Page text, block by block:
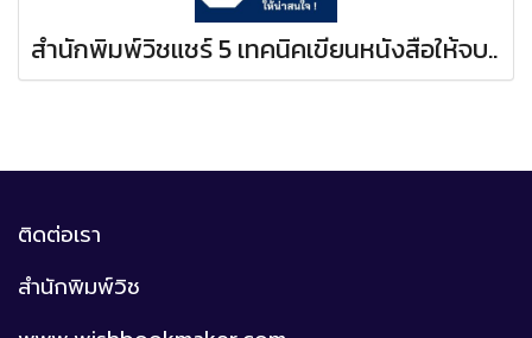
สำนักพิมพ์วิชแชร์ 5 เทคนิคเขียนหนังสือให้จบ..
ติดต่อเรา
สำนักพิมพ์วิช